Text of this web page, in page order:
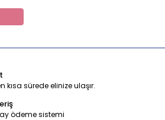
kısa sürede elinize ulaşır.
ödeme sistemi